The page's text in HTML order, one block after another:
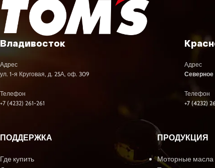
Владивосток
Адрес
ул. 1-я Круговая, д. 25А, оф. 309
Телефон
+7 (4232) 261-261
Адрес
Северное
Телефон
+7 (4232)
ПОДДЕРЖКА
Где купить
ПРОДУКЦИЯ
Моторные масла